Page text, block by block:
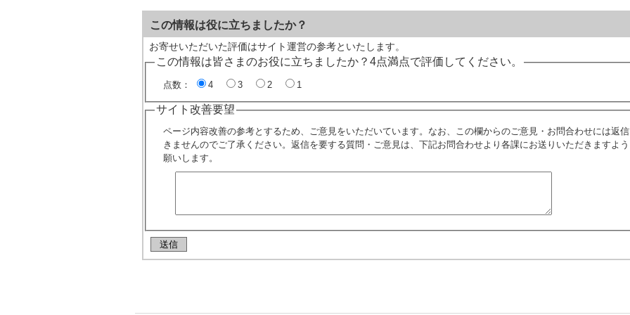
この情報は役に立ちましたか？
お寄せいただいた評価はサイト運営の参考といたします。
この情報は皆さまのお役に立ちましたか？4点満点で評価してください。
点数： 4 3 2 1
サイト改善要望
ページ内容改善の参考とするため、ご意見をいただいています。なお、この欄からのご意見・お問合わせには返
きませんのでご了承ください。返信を要する質問・ご意見は、下記お問合わせより各課にお送りいただきますよ
願いします。